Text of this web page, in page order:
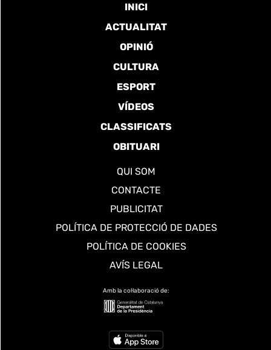
INICI
ACTUALITAT
OPINIÓ
CULTURA
ESPORT
VÍDEOS
CLASSIFICATS
OBITUARI
QUI SOM
CONTACTE
PUBLICITAT
POLÍTICA DE PROTECCIÓ DE DADES
POLÍTICA DE COOKIES
AVÍS LEGAL
Amb la col·laboració de: